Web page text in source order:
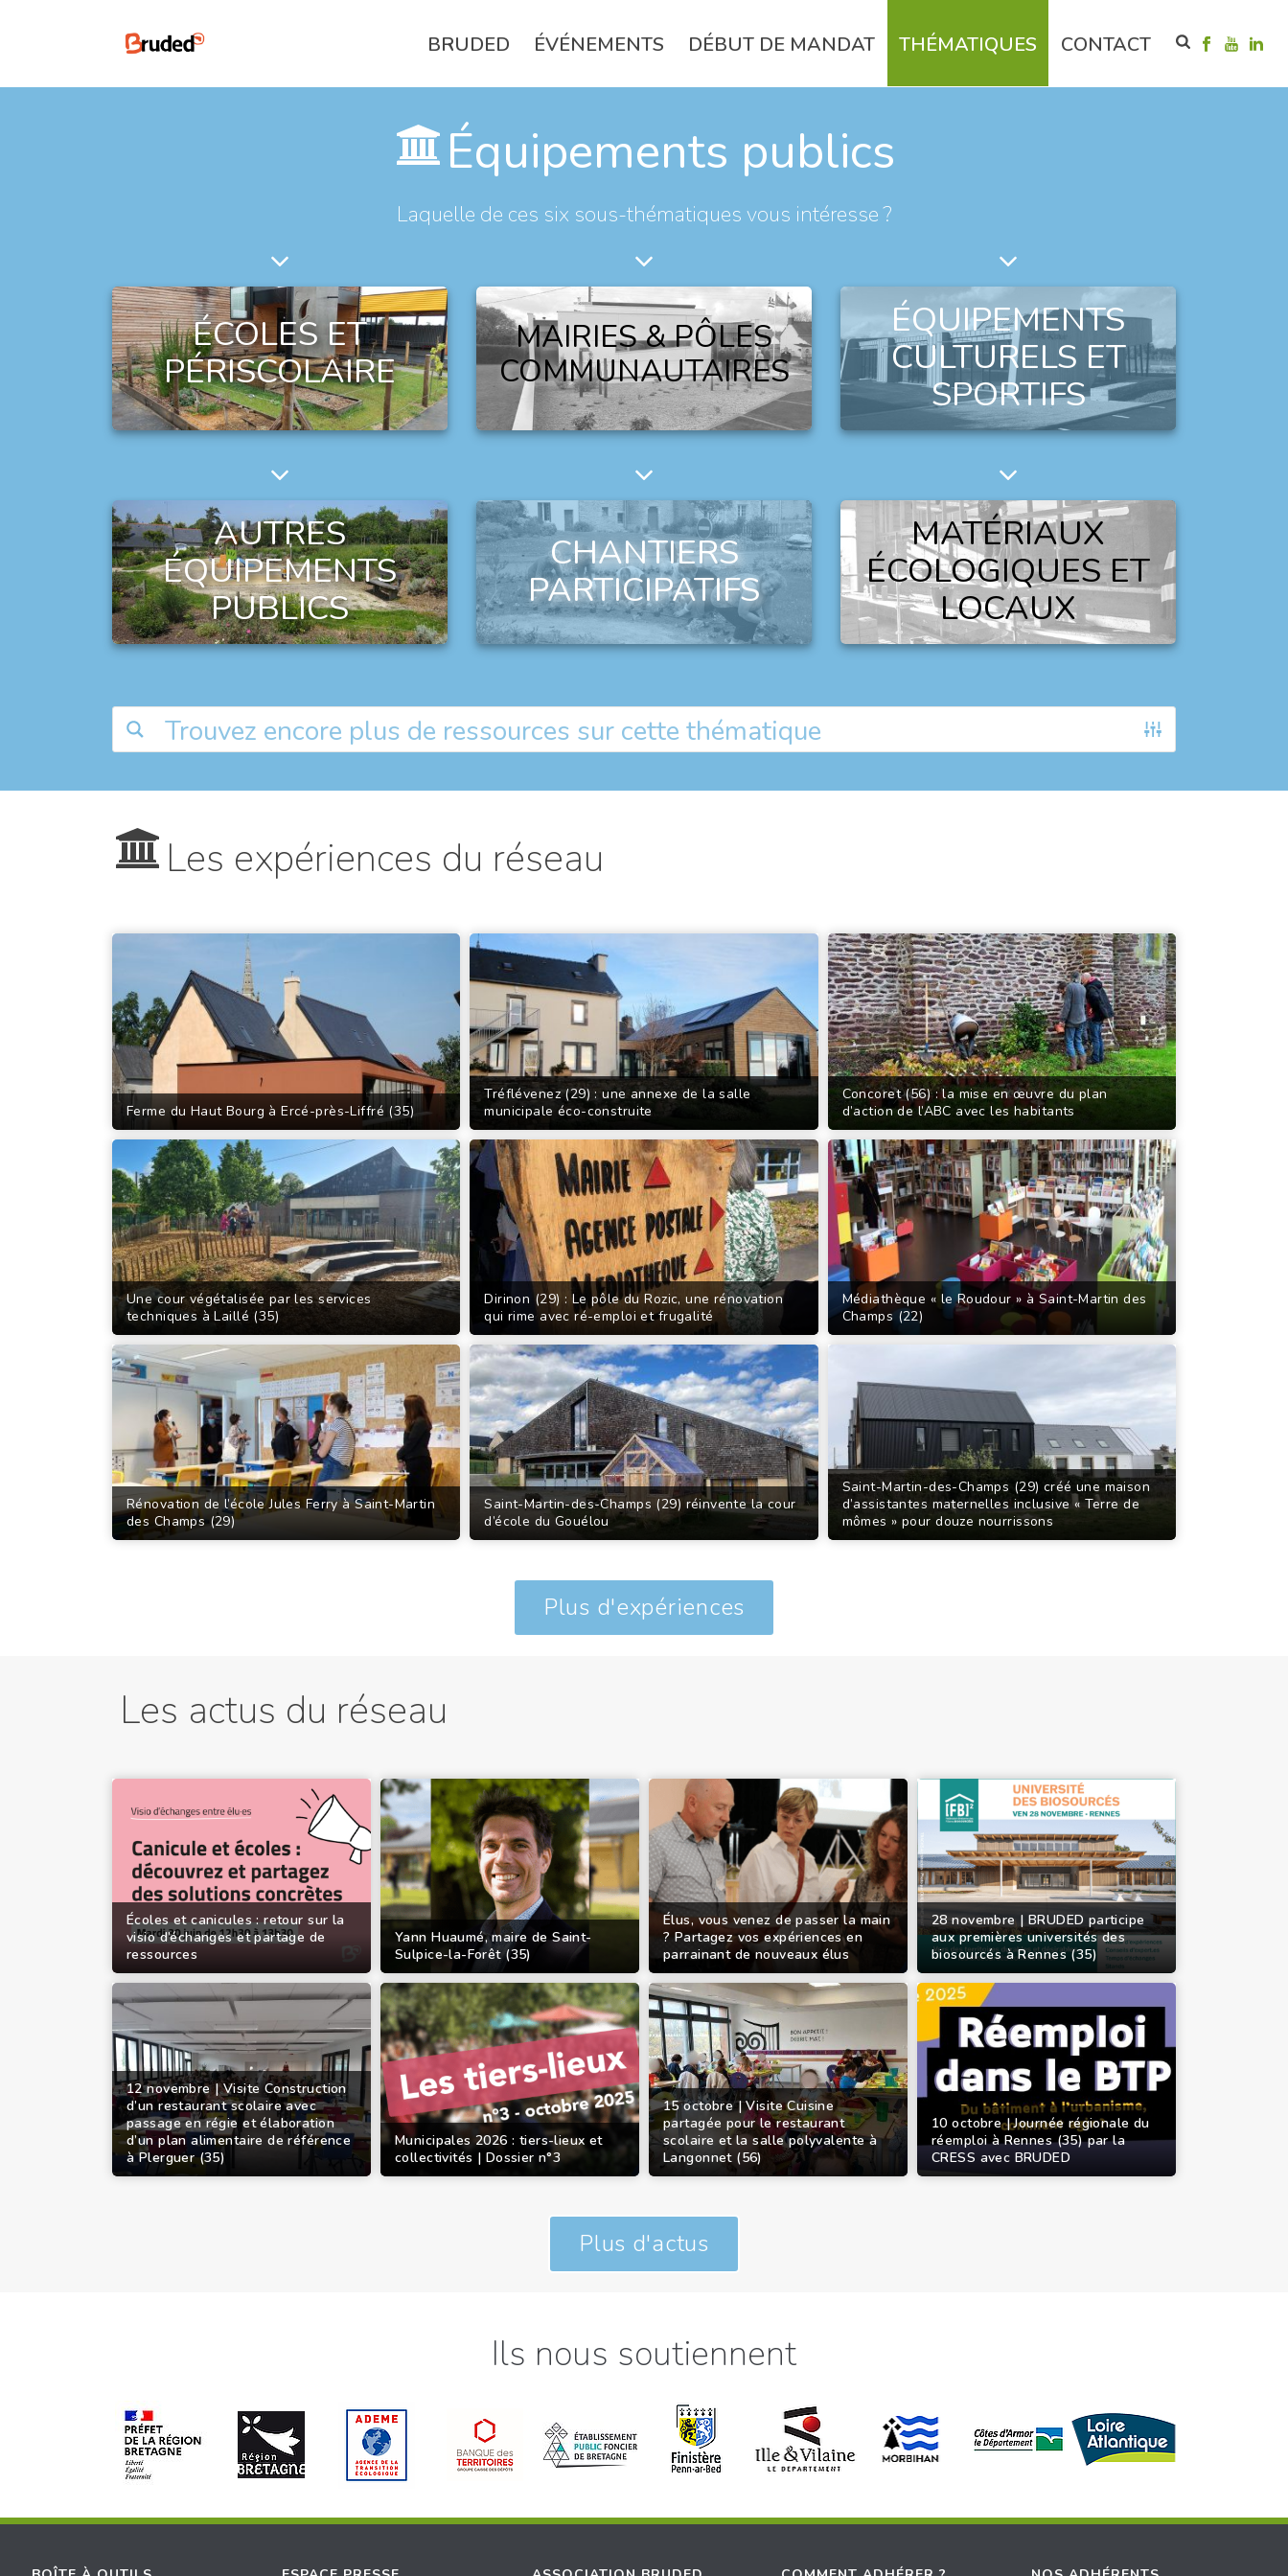
BRUDED ÉVÉNEMENTS DÉBUT DE MANDAT THÉMATIQUES CONTACT
Équipements publics
Laquelle de ces six sous-thématiques vous intéresse ?
ÉCOLES ET
PÉRISCOLAIRE
MAIRIES & PÔLES
COMMUNAUTAIRES
ÉQUIPEMENTS
CULTURELS ET
SPORTIFS
AUTRES
ÉQUIPEMENTS
PUBLICS
CHANTIERS
PARTICIPATIFS
MATÉRIAUX
ÉCOLOGIQUES ET
LOCAUX
Les expériences du réseau
Ferme du Haut Bourg à Ercé-près-Liffré (35)
Tréflévenez (29) : une annexe de la salle
municipale éco-construite
Concoret (56) : la mise en œuvre du plan
d’action de l’ABC avec les habitants
Une cour végétalisée par les services
techniques à Laillé (35)
Dirinon (29) : Le pôle du Rozic, une rénovation
qui rime avec ré-emploi et frugalité
Médiathèque « le Roudour » à Saint-Martin des
Champs (22)
Rénovation de l’école Jules Ferry à Saint-Martin
des Champs (29)
Saint-Martin-des-Champs (29) réinvente la cour
d’école du Gouélou
Saint-Martin-des-Champs (29) créé une maison
d’assistantes maternelles inclusive « Terre de
mômes » pour douze nourrissons
Plus d'expériences
Les actus du réseau
Écoles et canicules : retour sur la
visio d’échanges et partage de
ressources
Yann Huaumé, maire de Saint-
Sulpice-la-Forêt (35)
Élus, vous venez de passer la main
? Partagez vos expériences en
parrainant de nouveaux élus
28 novembre | BRUDED participe
aux premières universités des
biosourcés à Rennes (35)
12 novembre | Visite Construction
d’un restaurant scolaire avec
passage en régie et élaboration
d’un plan alimentaire de référence
à Plerguer (35)
Municipales 2026 : tiers-lieux et
collectivités | Dossier n°3
15 octobre | Visite Cuisine
partagée pour le restaurant
scolaire et la salle polyvalente à
Langonnet (56)
10 octobre | Journée régionale du
réemploi à Rennes (35) par la
CRESS avec BRUDED
Plus d'actus
Ils nous soutiennent